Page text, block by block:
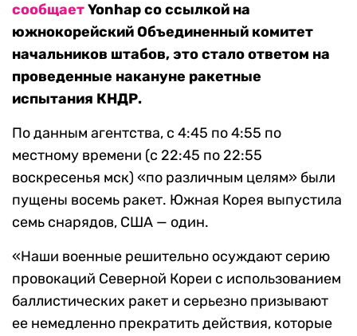
сообщаетYonhap со ссылкой на
южнокорейский Объединенный комитет
начальников штабов, это стало ответом на
проведенные накануне ракетные
испытания КНДР.
По данным агентства, с 4:45 по 4:55 по
местному времени (с 22:45 по 22:55
воскресенья мск) «по различным целям» были
пущены восемь ракет. Южная Корея выпустила
семь снарядов, США — один.
«Наши военные решительно осуждают серию
провокаций Северной Кореи с использованием
баллистических ракет и серьезно призывают
ее немедленно прекратить действия, которые